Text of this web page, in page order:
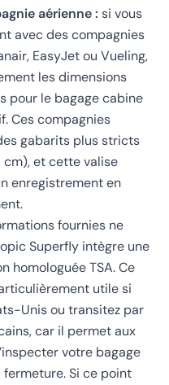
aérienne : si vous
avec des compagnies
EasyJet ou Vueling,
les dimensions
pour le bagage cabine
Ces compagnies
gabarits plus stricts
et cette valise
enregistrement en
fournies ne
Superfly intègre une
homologuée TSA. Ce
utile si
Unis ou transitez par
car il permet aux
votre bagage
Si ce point